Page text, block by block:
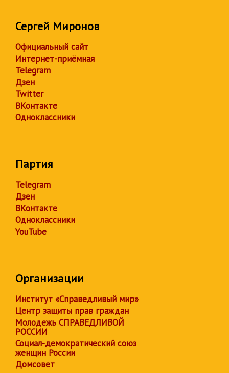
Сергей Миронов
Официальный сайт
Интернет-приёмная
Telegram
Дзен
Twitter
ВКонтакте
Одноклассники
Партия
Telegram
Дзен
ВКонтакте
Одноклассники
YouTube
Организации
Институт «Справедливый мир»
Центр защиты прав граждан
Молодежь СПРАВЕДЛИВОЙ
РОССИИ
Социал-демократический союз
женщин России
Домсовет